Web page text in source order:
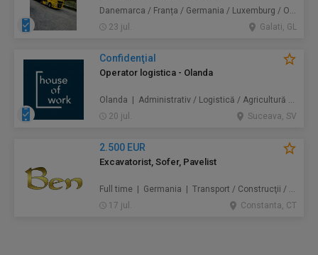
Danemarca / Franța / Germania / Luxemburg / Olanda | Transport
23 jul.
Galati, GL
Confidenţial
Operator logistica - Olanda
Olanda | Administrativ / Logistică / Agricultură / Silvicultură / Prestări servicii / Producție /
20 jul.
Suceava, SV
2.500 EUR
Excavatorist, Sofer, Pavelist
Full time | Germania | Transport / Construcţii / Amenajări
17 jul.
Constanta, CT